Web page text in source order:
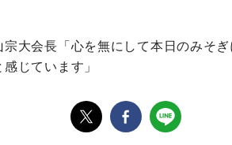
大会長「心を無にして本日のみそ
じています」